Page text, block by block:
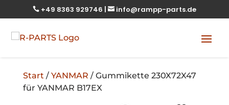
 +49 8363 929746 |  info@rampp-parts.de
Start / YANMAR / Gummikette 230X72X47
für YANMAR B17EX